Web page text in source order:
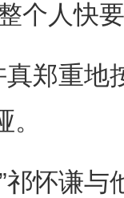
个人快
郑重地
怀谦与